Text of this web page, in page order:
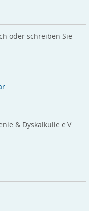
oder schreiben Sie
& Dyskalkulie e.V.